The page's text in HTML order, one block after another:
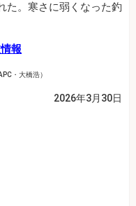
た。寒さに弱くなった釣
報
・大橋浩）
2026年3月30日